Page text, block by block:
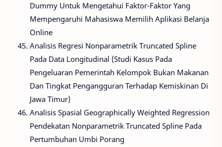
Dummy Untuk Mengetahui Faktor-Faktor Yang
Mempengaruhi Mahasiswa Memilih Aplikasi Belanja
Online
Analisis Regresi Nonparametrik Truncated Spline
Pada Data Longitudinal (Studi Kasus Pada
Pengeluaran Pemerintah Kelompok Bukan Makanan
Dan Tingkat Pengangguran Terhadap Kemiskinan Di
Jawa Timur)
Analisis Spasial Geographically Weighted Regression
Pendekatan Nonparametrik Truncated Spline Pada
Pertumbuhan Umbi Porang